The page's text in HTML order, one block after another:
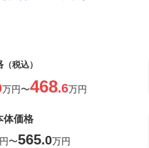
（税込）
万円〜468.6万円
体価格
〜565.0万円